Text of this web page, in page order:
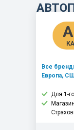
Все
Европа,
Для 1-